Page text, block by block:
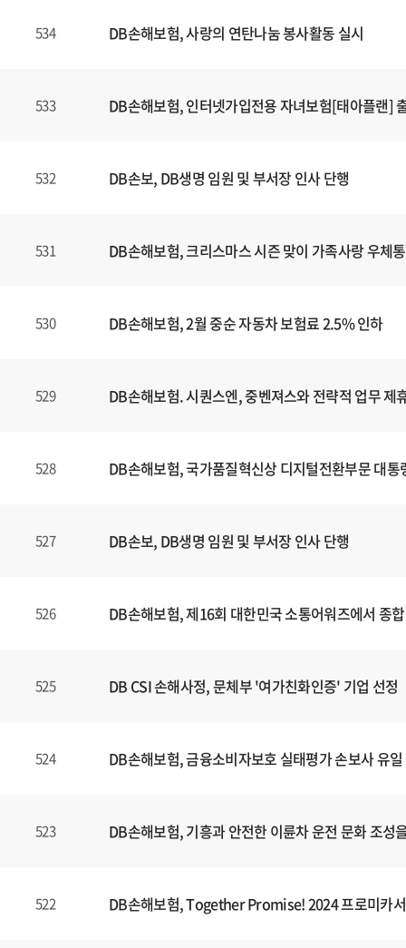
534 DB손해보험, 사랑의 연탄나눔 봉사활동 실시
533 DB손해보험, 인터넷가입전용 자녀보험[태아플랜]
532 DB손보, DB생명 임원 및 부서장 인사 단행
531 DB손해보험, 크리스마스 시즌 맞이 가족사랑 우체
530 DB손해보험, 2월 중순 자동차 보험료 2.5% 인하
529 DB손해보험. 시퀀스엔, 중벤져스와 전략적 업무 제
528 DB손해보험, 국가품질혁신상 디지털전환부문 대통
527 DB손보, DB생명 임원 및 부서장 인사 단행
526 DB손해보험, 제16회 대한민국 소통어워즈에서 종
525 DB CSI 손해사정, 문체부 '여가친화인증' 기업 선정
524 DB손해보험, 금융소비자보호 실태평가 손보사 유
523 DB손해보험, 기흥과 안전한 이륜차 운전 문화 조성
522 DB손해보험, Together Promise! 2024 프로미카